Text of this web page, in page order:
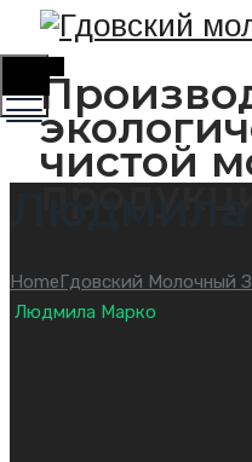
чистой
Home Гдовский Молочный
Людмила Марко